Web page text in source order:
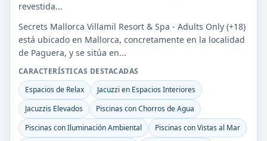
revestida...
Secrets Mallorca Villamil Resort & Spa - Adults Only (+18)
está ubicado en Mallorca, concretamente en la localidad
de Paguera, y se sitúa en...
CARACTERÍSTICAS DESTACADAS
Espacios de Relax
Jacuzzi en Espacios Interiores
Jacuzzis Elevados
Piscinas con Chorros de Agua
Piscinas con Iluminación Ambiental
Piscinas con Vistas al Mar